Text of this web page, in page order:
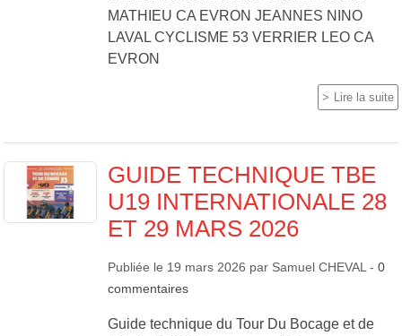
MATHIEU CA EVRON JEANNES NINO
LAVAL CYCLISME 53 VERRIER LEO CA
EVRON
Lire la suite
GUIDE TECHNIQUE TBE
U19 INTERNATIONALE 28
ET 29 MARS 2026
Publiée le 19 mars 2026 par Samuel CHEVAL - 0
commentaires
Guide technique du Tour Du Bocage et de